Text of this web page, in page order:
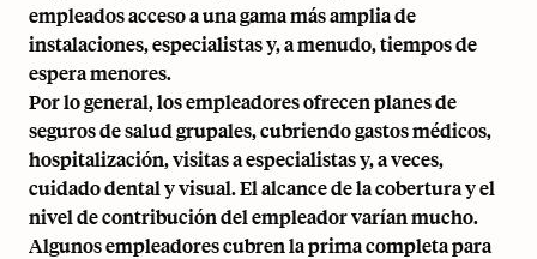
empleados acceso a una gama más amplia de
instalaciones, especialistas y, a menudo, tiempos de
espera menores.
Por lo general, los empleadores ofrecen planes de
seguros de salud grupales, cubriendo gastos médicos,
hospitalización, visitas a especialistas y, a veces,
cuidado dental y visual. El alcance de la cobertura y el
nivel de contribución del empleador varían mucho.
Algunos empleadores cubren la prima completa para